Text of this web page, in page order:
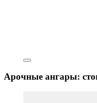
Арочные ангары: